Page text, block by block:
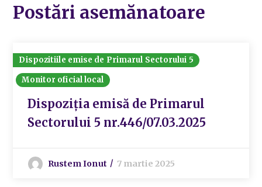
Postări asemănatoare
Dispozitiile emise de Primarul Sectorului 5
Monitor oficial local
Dispoziția emisă de Primarul
Sectorului 5 nr.446/07.03.2025
Rustem Ionut 7 martie 2025